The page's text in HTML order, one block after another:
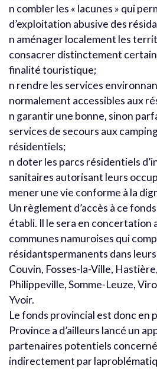
n combler les « lacunes » qui
d’exploitation abusive des
n aménager localement les
consacrer distinctement
finalité touristique;
n rendre les services
normalement accessibles aux
n garantir une bonne, sinon
services de secours aux
résidentiels;
n doter les parcs résidentiels
sanitaires autorisant leurs
mener une vie conforme à la
Un règlement d’accès à ce
établi. Il le sera en concertation
communes namuroises qui
résidantspermanents dans
Couvin, Fosses-la-Ville,
Philippeville, Somme-Leuze,
Yvoir.
Le fonds provincial est donc en
Province a d’ailleurs lancé un
partenaires potentiels
indirectement par